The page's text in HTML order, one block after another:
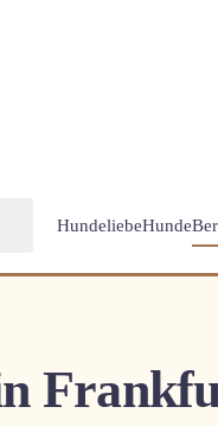
HundeliebeHunde